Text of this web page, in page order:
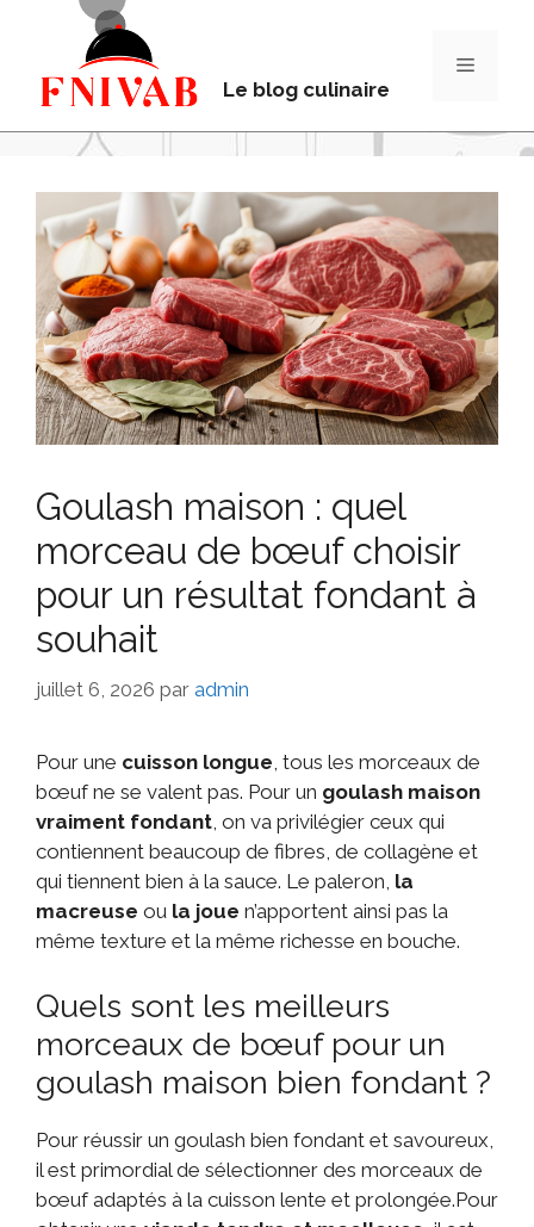
Le blog culinaire
Goulash maison : quel
morceau de bœuf choisir
pour un résultat fondant à
souhait
juillet 6, 2026 par admin
Pour une cuisson longue, tous les morceaux de
bœuf ne se valent pas. Pour un goulash maison
vraiment fondant, on va privilégier ceux qui
contiennent beaucoup de fibres, de collagène et
qui tiennent bien à la sauce. Le paleron, la
macreuse ou la joue n’apportent ainsi pas la
même texture et la même richesse en bouche.
Quels sont les meilleurs
morceaux de bœuf pour un
goulash maison bien fondant ?
Pour réussir un goulash bien fondant et savoureux,
il est primordial de sélectionner des morceaux de
bœuf adaptés à la cuisson lente et prolongée.Pour